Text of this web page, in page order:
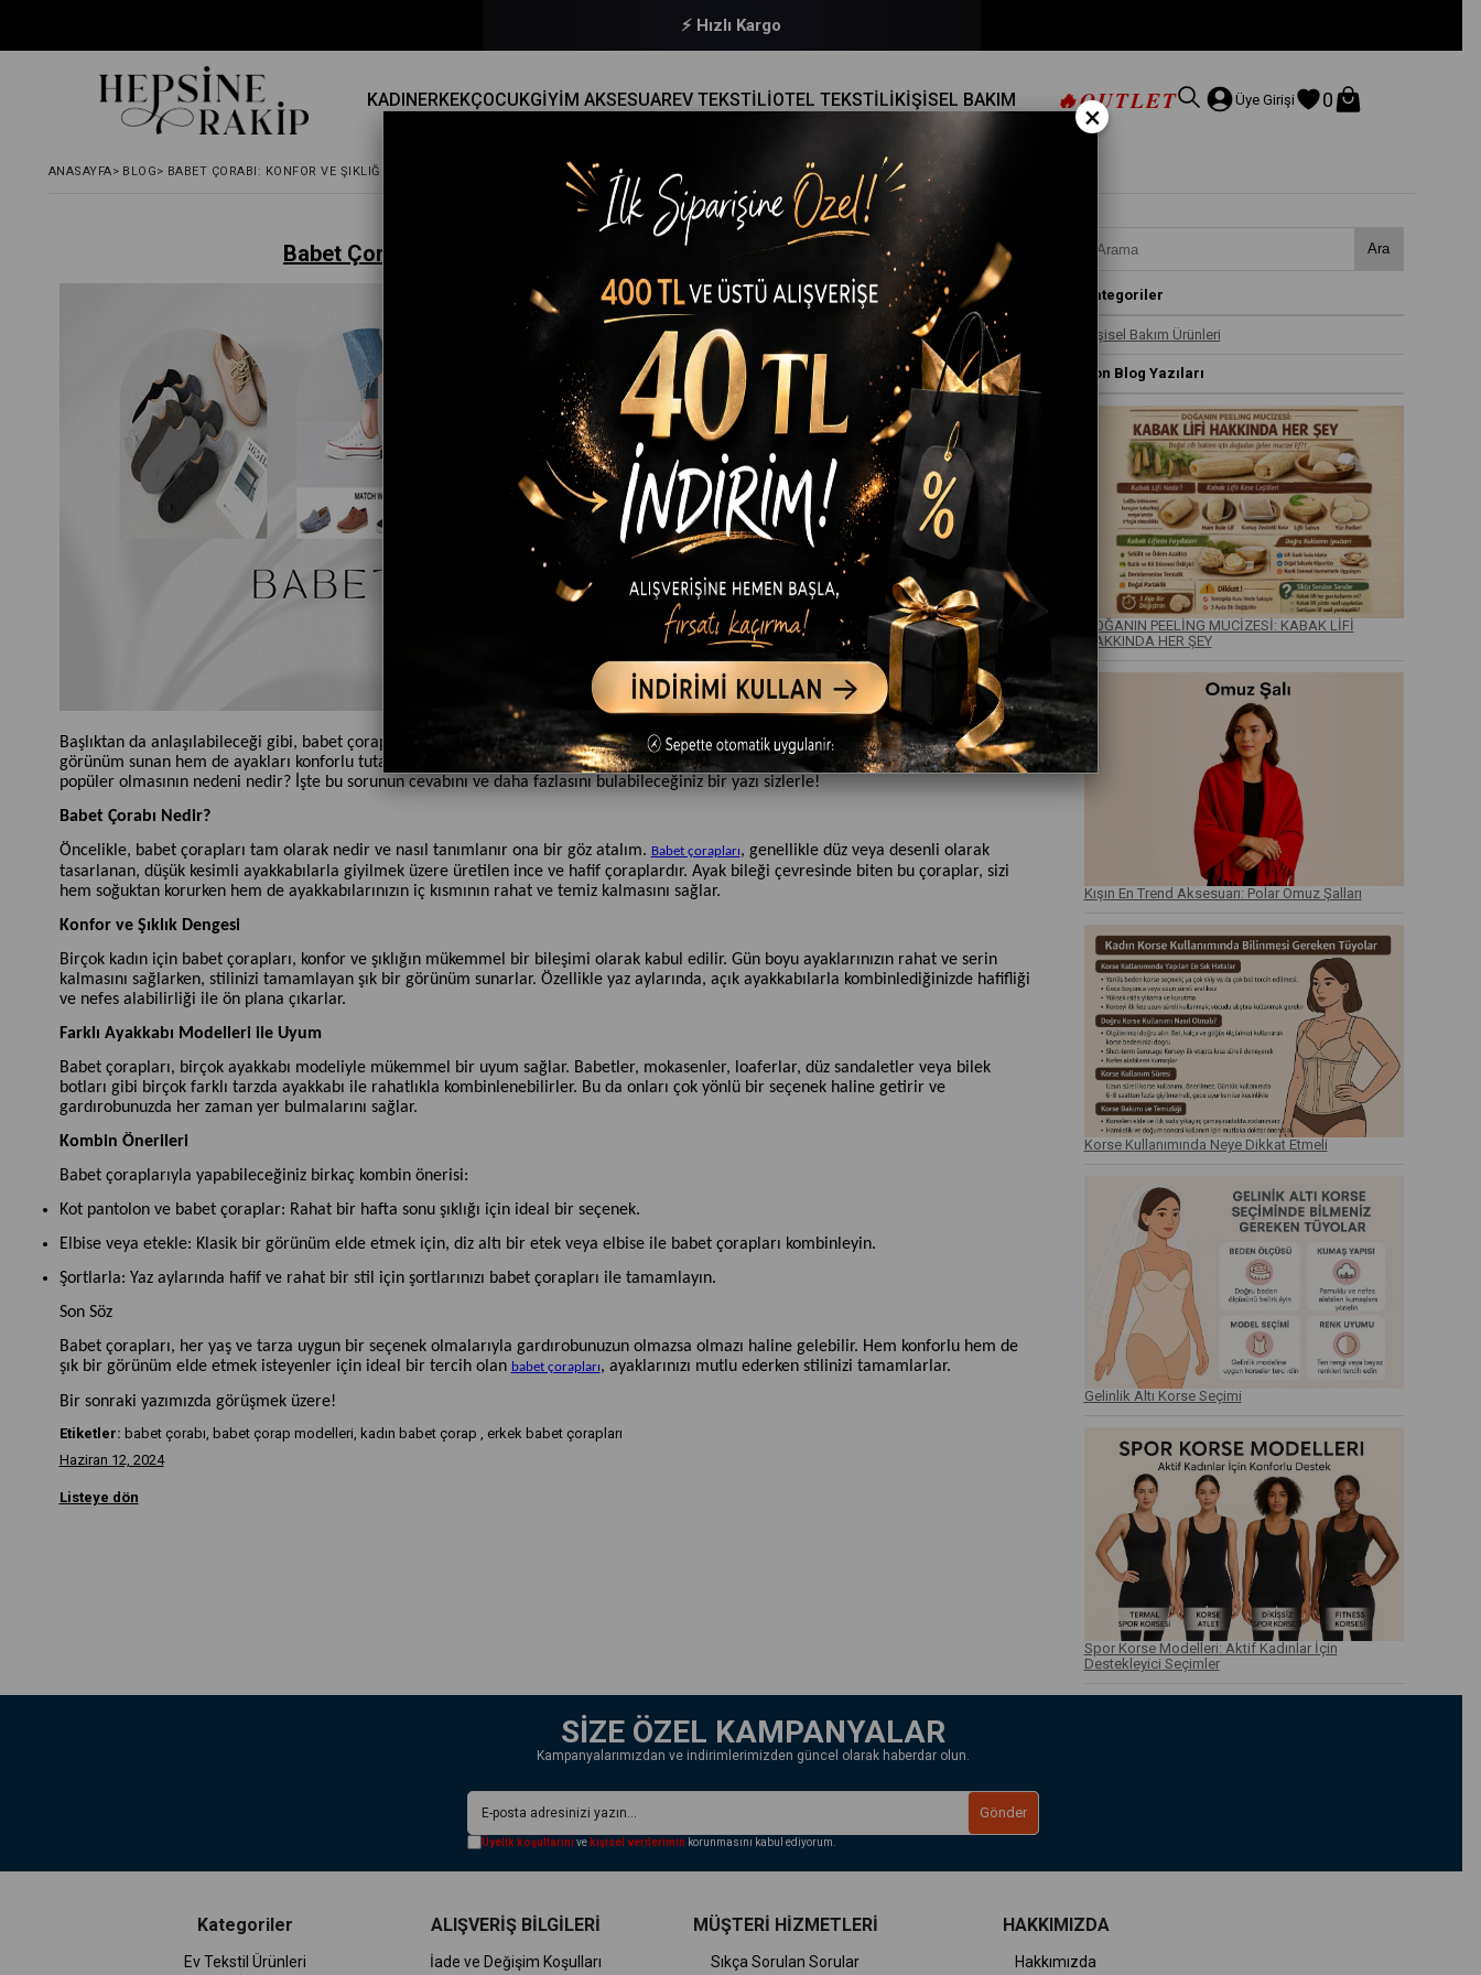
⚡ Hızlı Kargo
KADINERKEKÇOCUKGİYİM AKSESUAREV TEKSTİLİOTEL TEKSTİLİKİŞİSEL BAKIM 🔥OUTLET Üye Girişi 0
ANASAYFA> BLOG> BABET ÇORABI: KONFOR VE ŞIKLIĞIN MÜKEMMEL BIRLEŞIMI
Babet Çorabı: Konfor ve Şıklığın Mükemmel Birleşimi
Başlıktan da anlaşılabileceği gibi, babet çorapları, kadınların gardıroplarındaki vazgeçilmez parçalardan biri haline geldi. Hem şık bir
görünüm sunan hem de ayakları konforlu tutan bu çoraplar, her sezonun favorisi olmaya devam ediyor. Peki, babet çorapları bu kadar
popüler olmasının nedeni nedir? İşte bu sorunun cevabını ve daha fazlasını bulabileceğiniz bir yazı sizlerle!
Babet Çorabı Nedir?
Öncelikle, babet çorapları tam olarak nedir ve nasıl tanımlanır ona bir göz atalım. Babet çorapları, genellikle düz veya desenli olarak
tasarlanan, düşük kesimli ayakkabılarla giyilmek üzere üretilen ince ve hafif çoraplardır. Ayak bileği çevresinde biten bu çoraplar, sizi
hem soğuktan korurken hem de ayakkabılarınızın iç kısmının rahat ve temiz kalmasını sağlar.
Konfor ve Şıklık Dengesi
Birçok kadın için babet çorapları, konfor ve şıklığın mükemmel bir bileşimi olarak kabul edilir. Gün boyu ayaklarınızın rahat ve serin
kalmasını sağlarken, stilinizi tamamlayan şık bir görünüm sunarlar. Özellikle yaz aylarında, açık ayakkabılarla kombinlediğinizde hafifliği
ve nefes alabilirliği ile ön plana çıkarlar.
Farklı Ayakkabı Modelleri ile Uyum
Babet çorapları, birçok ayakkabı modeliyle mükemmel bir uyum sağlar. Babetler, mokasenler, loaferlar, düz sandaletler veya bilek
botları gibi birçok farklı tarzda ayakkabı ile rahatlıkla kombinlenebilirler. Bu da onları çok yönlü bir seçenek haline getirir ve
gardırobunuzda her zaman yer bulmalarını sağlar.
Kombin Önerileri
Babet çoraplarıyla yapabileceğiniz birkaç kombin önerisi:
Kot pantolon ve babet çoraplar: Rahat bir hafta sonu şıklığı için ideal bir seçenek.
Elbise veya etekle: Klasik bir görünüm elde etmek için, diz altı bir etek veya elbise ile babet çorapları kombinleyin.
Şortlarla: Yaz aylarında hafif ve rahat bir stil için şortlarınızı babet çorapları ile tamamlayın.
Son Söz
Babet çorapları, her yaş ve tarza uygun bir seçenek olmalarıyla gardırobunuzun olmazsa olmazı haline gelebilir. Hem konforlu hem de
şık bir görünüm elde etmek isteyenler için ideal bir tercih olan babet çorapları, ayaklarınızı mutlu ederken stilinizi tamamlarlar.
Bir sonraki yazımızda görüşmek üzere!
Etiketler: babet çorabı, babet çorap modelleri, kadın babet çorap , erkek babet çorapları
Haziran 12, 2024
Listeye dön
Ara
Kategoriler
Kişisel Bakım Ürünleri
Son Blog Yazıları
DOĞANIN PEELİNG MUCİZESİ: KABAK LİFİ
HAKKINDA HER ŞEY
Kışın En Trend Aksesuarı: Polar Omuz Şalları
Korse Kullanımında Neye Dikkat Etmeli
Gelinlik Altı Korse Seçimi
Spor Korse Modelleri: Aktif Kadınlar İçin
Destekleyici Seçimler
SİZE ÖZEL KAMPANYALAR
Kampanyalarımızdan ve indirimlerimizden güncel olarak haberdar olun.
Gönder
Üyelik koşullarını ve kişisel verilerimin korunmasını kabul ediyorum.
Kategoriler
Ev Tekstil Ürünleri
ALIŞVERİŞ BİLGİLERİ
İade ve Değişim Koşulları
MÜŞTERİ HİZMETLERİ
Sıkça Sorulan Sorular
HAKKIMIZDA
Hakkımızda
×